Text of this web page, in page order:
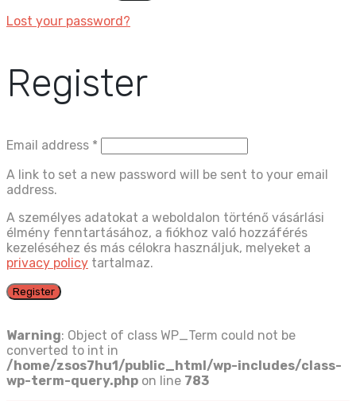
Lost your password?
Register
Email address *
A link to set a new password will be sent to your email
address.
A személyes adatokat a weboldalon történő vásárlási
élmény fenntartásához, a fiókhoz való hozzáférés
kezeléséhez és más célokra használjuk, melyeket a
privacy policy tartalmaz.
Register
Warning: Object of class WP_Term could not be
converted to int in
/home/zsos7hu1/public_html/wp-includes/class-
wp-term-query.php on line 783